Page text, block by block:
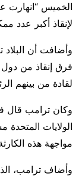
الخميس “انهارت
لإنقاذ أكبر عدد
وأضافت أن البلاد
فرق إنقاذ من
لقادة من بينهم
وكان ترامب ‌قال
الولايات
مواجهة هذه
وأضاف ترامب،